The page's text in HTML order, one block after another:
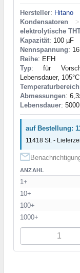
Hersteller: Hitano
Kondensatoren
>
elektrolytische
Kapazität: 100 µF
Nennspannung:
Reihe: EFH
Typ: für
Lebensdauer, 105°C
Temperaturbereich
Abmessungen:
Lebensdauer:
auf Bestellung:
11418 St. -
ANZAHL
1+
10+
100+
1000+